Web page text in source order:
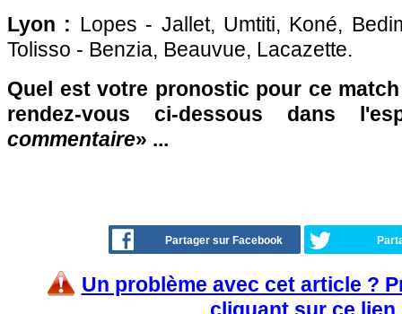
Lyon : Lopes - Jallet, Umtiti, Koné,
Tolisso - Benzia, Beauvue, Lacazette.
Quel est votre pronostic pour ce
rendez-vous ci-dessous dans
commentaire» ...
Partager sur Facebook
Un problème avec cet article ?